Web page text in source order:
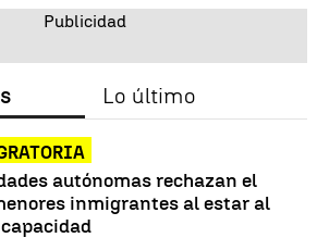
Lo último
autónomas rechazan el
inmigrantes al estar al